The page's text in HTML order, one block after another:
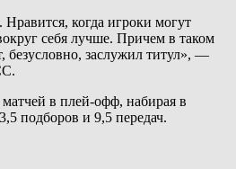
когда игроки могут
себя лучше. Причем в таком
безусловно, заслужил титул», —
в плей-офф, набирая в
подборов и 9,5 передач.